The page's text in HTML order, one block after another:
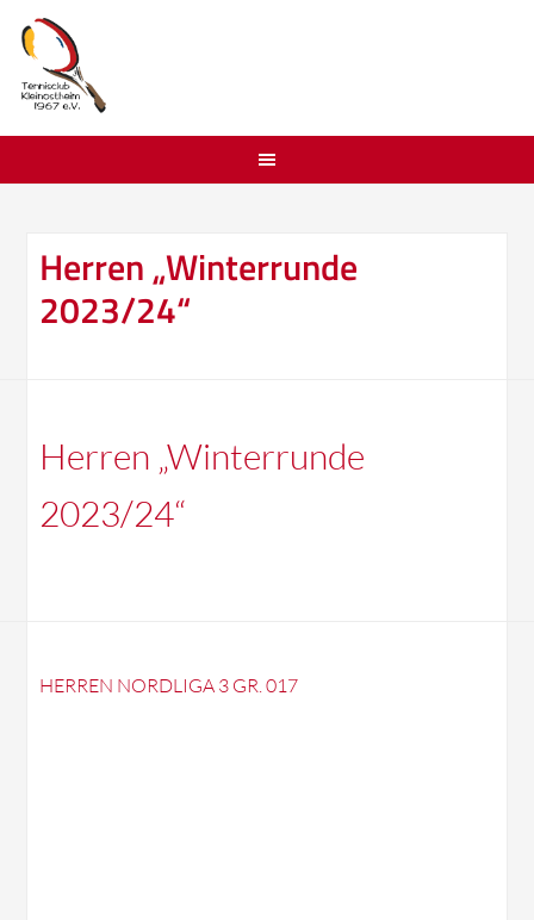
Herren „Winterrunde
2023/24“
Herren „Winterrunde
2023/24“
HERREN NORDLIGA 3 GR. 017